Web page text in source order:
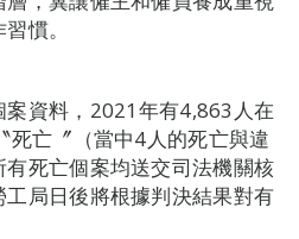
慣。
資料，2021年有4,863人在
死亡〞（當中4人的死亡與違
死亡個案均送交司法機關核
局日後將根據判決結果對有